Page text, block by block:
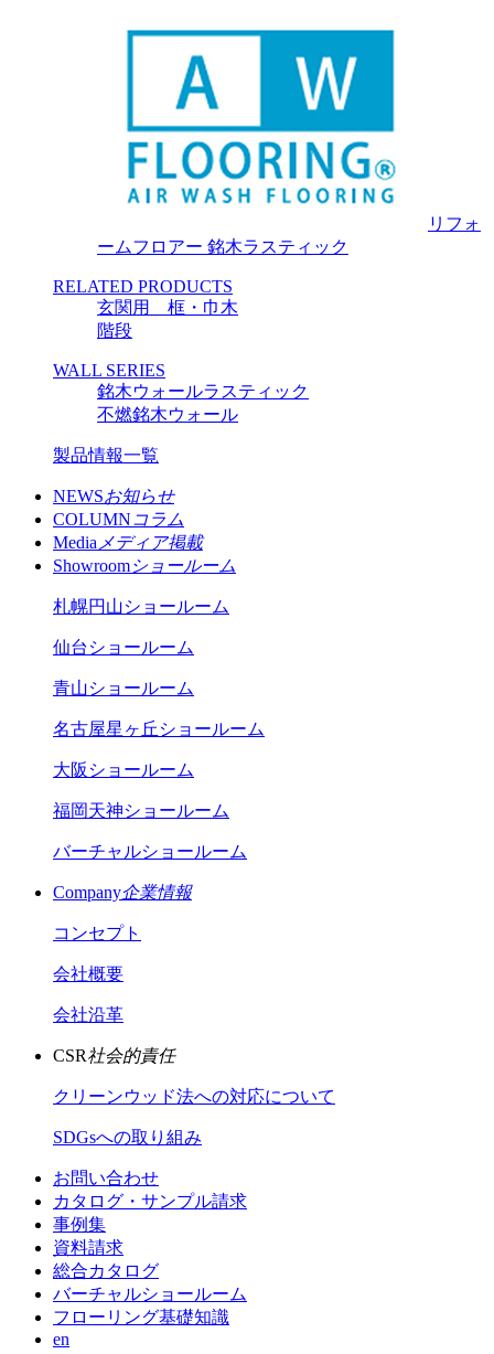
リフォ
ームフロアー 銘木ラスティック
RELATED PRODUCTS
玄関用 框・巾木
階段
WALL SERIES
銘木ウォールラスティック
不燃銘木ウォール
製品情報一覧
NEWSお知らせ
COLUMNコラム
Media メディア掲載
Showroomショールーム
札幌円山ショールーム
仙台ショールーム
青山ショールーム
名古屋星ヶ丘ショールーム
大阪ショールーム
福岡天神ショールーム
バーチャルショールーム
Company企業情報
コンセプト
会社概要
会社沿革
CSR社会的責任
クリーンウッド法への対応について
SDGsへの取り組み
お問い合わせ
カタログ・サンプル請求
事例集
資料請求
総合カタログ
バーチャルショールーム
フローリング基礎知識
en